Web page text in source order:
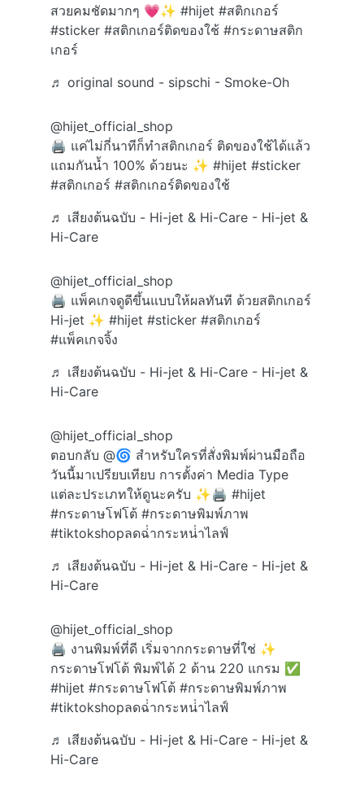
สวยคมชัดมากๆ 💗✨ #hijet #สติกเกอร์
#sticker #สติกเกอร์ติดของใช้ #กระดาษสติก
เกอร์
♬ original sound - sipschi - Smoke-Oh
@hijet_official_shop
🖨️ แค่ไม่กี่นาทีก็ทำสติกเกอร์ ติดของใช้ได้แล้ว
แถมกันน้ำ 100% ด้วยนะ ✨ #hijet #sticker
#สติกเกอร์ #สติกเกอร์ติดของใช้
♬ เสียงต้นฉบับ - Hi-jet & Hi-Care - Hi-jet &
Hi-Care
@hijet_official_shop
🖨️ แพ็คเกจดูดีขึ้นแบบให้ผลทันที ด้วยสติกเกอร์
Hi-jet ✨ #hijet #sticker #สติกเกอร์
#แพ็คเกจจิ้ง
♬ เสียงต้นฉบับ - Hi-jet & Hi-Care - Hi-jet &
Hi-Care
@hijet_official_shop
ตอบกลับ @🌀 สำหรับใครที่สั่งพิมพ์ผ่านมือถือ
วันนี้มาเปรียบเทียบ การตั้งค่า Media Type
แต่ละประเภทให้ดูนะครับ ✨🖨️ #hijet
#กระดาษโฟโต้ #กระดาษพิมพ์ภาพ
#tiktokshopลดฉ่ํากระหน่ําไลฟ์
♬ เสียงต้นฉบับ - Hi-jet & Hi-Care - Hi-jet &
Hi-Care
@hijet_official_shop
🖨️ งานพิมพ์ที่ดี เริ่มจากกระดาษที่ใช่ ✨
กระดาษโฟโต้ พิมพ์ได้ 2 ด้าน 220 แกรม ✅
#hijet #กระดาษโฟโต้ #กระดาษพิมพ์ภาพ
#tiktokshopลดฉ่ํากระหน่ําไลฟ์
♬ เสียงต้นฉบับ - Hi-jet & Hi-Care - Hi-jet &
Hi-Care